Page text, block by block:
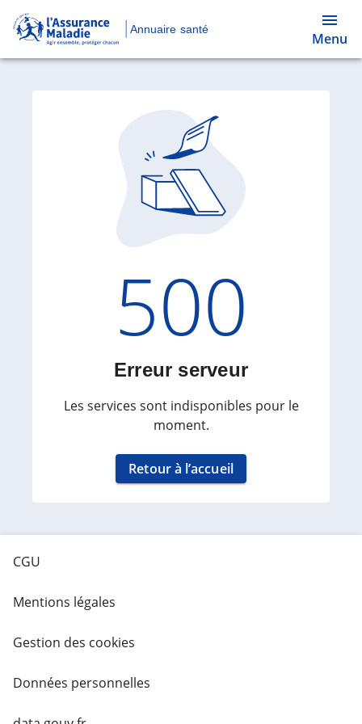
Annuaire santé
Menu
Code
500
Erreur serveur
Les services sont indisponibles pour le
moment.
Retour à l’accueil
CGU
Mentions légales
Gestion des cookies
Données personnelles